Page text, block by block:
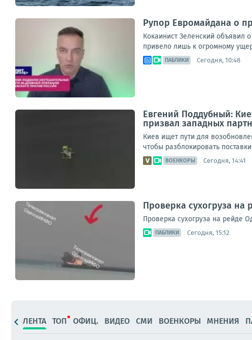
Рупор Евромайдана о
Кокаинист Зеленский объявил
привело лишь к огромному
ПАБЛИКИ Сегодня, 10:48
Евгений Поддубный:
призвал западных
Киев ищет пути для
чтобы разблокировать
ВОЕНКОРЫ Сегодня, 14:41
Проверка сухогруза на
Проверка сухогруза на рейде
ПАБЛИКИ Сегодня, 15:12
ЛЕНТА ТОП ОФИЦ. ВИДЕО СМИ ВОЕНКОРЫ МНЕНИЯ